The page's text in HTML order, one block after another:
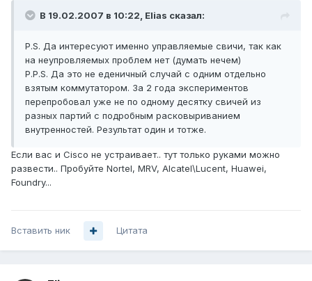
В 19.02.2007 в 10:22, Elias сказал:
P.S. Да интересуют именно управляемые свичи, так как
на неупровляемых проблем нет (думать нечем)
P.P.S. Да это не еденичный случай с одним отдельно
взятым коммутатором. За 2 года экспериментов
перепробовал уже не по одному десятку свичей из
разных партий с подробным расковыриванием
внутренностей. Результат один и тотже.
Если вас и Cisco не устраивает.. тут только руками можно
развести.. Пробуйте Nortel, MRV, Alcatel\Lucent, Huawei,
Foundry...
Вставить ник Цитата